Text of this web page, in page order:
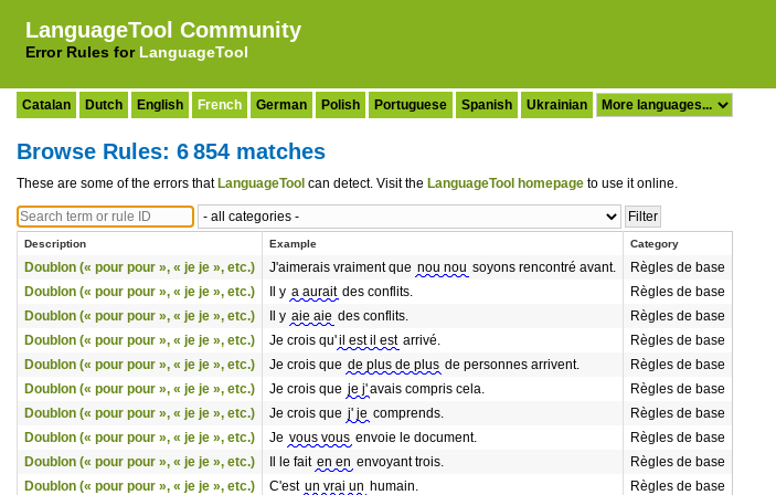
LanguageTool Community
Error Rules for LanguageTool
Catalan Dutch English French German Polish Portuguese Spanish Ukrainian
Browse Rules: 6 854 matches
These are some of the errors that LanguageTool can detect. Visit the LanguageTool homepage to use it online.
Description Example Category
Doublon (« pour pour », « je je », etc.) J'aimerais vraiment que nou nou soyons rencontré avant.
Règles de base
Doublon (« pour pour », « je je », etc.)
Il y a aurait des conflits.
Règles de base
Doublon (« pour pour », « je je », etc.)
Il y aie aie des conflits.
Règles de base
Doublon (« pour pour », « je je », etc.)
Je crois qu'il est il est arrivé.
Règles de base
Doublon (« pour pour », « je je », etc.)
Je crois que de plus de plus de personnes arrivent.
Règles de base
Doublon (« pour pour », « je je », etc.)
Je crois que je j'avais compris cela.
Règles de base
Doublon (« pour pour », « je je », etc.)
Je crois que j' je comprends.
Règles de base
Doublon (« pour pour », « je je », etc.)
Je vous vous envoie le document.
Règles de base
Doublon (« pour pour », « je je », etc.)
Il le fait en en envoyant trois.
Règles de base
Doublon (« pour pour », « je je », etc.)
C'est un vrai un humain. Règles de base